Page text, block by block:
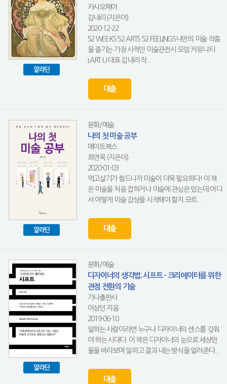
알라딘
카시오페아
김내리 (지은이)
2020-12-22
52 WEEKS 52 ARTS 52 FEELINGS나만의 미술 작품
을 즐기는 가장 사적인 미술관전시 모임 커뮤니티
I.ART.U 대표 김내리 작...
대출
알라딘
문화/예술
나의 첫 미술 공부
메이트북스
최연욱 (지은이)
2020-01-03
먹고살기가 힘드니까 미술이 더욱 필요하다! 이 책
은 미술을 처음 접하거나 미술에 관심은 있는데 어디
서 어떻게 미술 감상을 시작해야 할지 모르...
대출
알라딘
문화/예술
디자이너의 생각법; 시프트 - 크리에이터를 위한
관점 전환의 기술
가나출판사
이상인 지음
2019-06-10
일하는 사람이라면 누구나 디자이너의 센스를 갖춰
야 하는 시대다. 이 책은 디자이너의 눈으로 세상만
물을 바라보며 일하고 결과 내는 방식을 알려준다...
대출